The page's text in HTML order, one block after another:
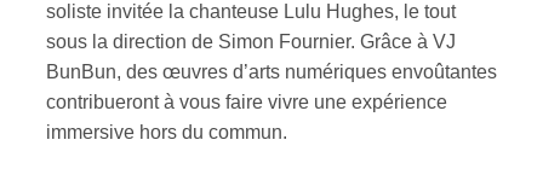
soliste invitée la chanteuse Lulu Hughes, le tout
sous la direction de Simon Fournier. Grâce à VJ
BunBun, des œuvres d’arts numériques envoûtantes
contribueront à vous faire vivre une expérience
immersive hors du commun.
Last Name
Type of Suscribers